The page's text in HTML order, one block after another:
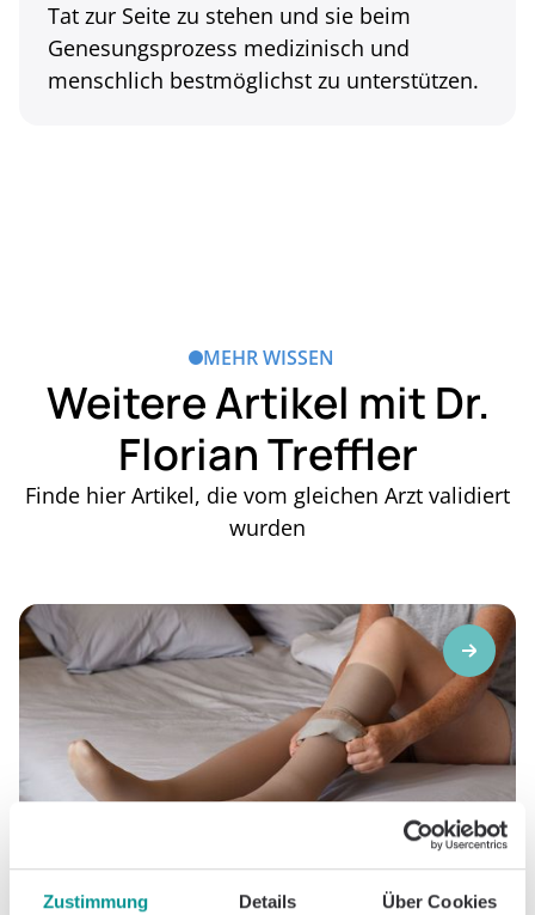
Zustimmung Details Über Cookies
Tat zur Seite zu stehen und sie beim
Genesungsprozess medizinisch und
menschlich bestmöglichst zu unterstützen.
MEHR WISSEN
Weitere Artikel mit Dr.
Florian Treffler
Finde hier Artikel, die vom gleichen Arzt validiert
wurden
Onkologie